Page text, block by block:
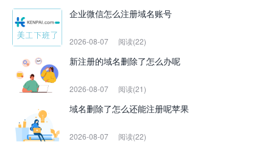
企业微信怎么注册域名账号
2026-08-07 阅读(22)
新注册的域名删除了怎么办呢
2026-08-07 阅读(21)
域名删除了怎么还能注册呢苹果
2026-08-07 阅读(22)